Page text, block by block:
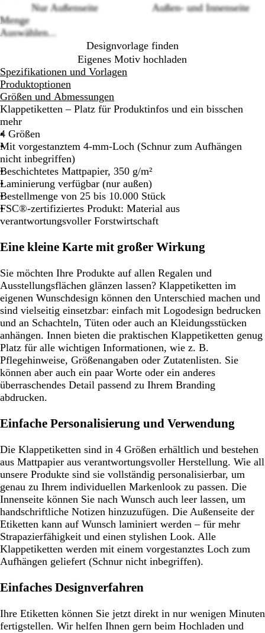
options
Nur Außenseite
Außen- und Innenseite
Menge
Auswählen...
Designvorlage finden
Eigenes Motiv hochladen
Spezifikationen und Vorlagen
Produktoptionen
Größen und Abmessungen
Klappetiketten – Platz für Produktinfos und ein bisschen
mehr
4 Größen
Mit vorgestanztem 4-mm-Loch (Schnur zum Aufhängen
nicht inbegriffen)
Beschichtetes Mattpapier, 350 g/m²
Laminierung verfügbar (nur außen)
Bestellmenge von 25 bis 10.000 Stück
FSC®-zertifiziertes Produkt: Material aus
verantwortungsvoller Forstwirtschaft
Eine kleine Karte mit großer Wirkung
Sie möchten Ihre Produkte auf allen Regalen und
Ausstellungsflächen glänzen lassen? Klappetiketten im
eigenen Wunschdesign können den Unterschied machen und
sind vielseitig einsetzbar: einfach mit Logodesign bedrucken
und an Schachteln, Tüten oder auch an Kleidungsstücken
anhängen. Innen bieten die praktischen Klappetiketten genug
Platz für alle wichtigen Informationen, wie z. B.
Pflegehinweise, Größenangaben oder Zutatenlisten. Sie
können aber auch ein paar Worte oder ein anderes
überraschendes Detail passend zu Ihrem Branding
abdrucken.
Einfache Personalisierung und Verwendung
Die Klappetiketten sind in 4 Größen erhältlich und bestehen
aus Mattpapier aus verantwortungsvoller Herstellung. Wie all
unsere Produkte sind sie vollständig personalisierbar, um
genau zu Ihrem individuellen Markenlook zu passen. Die
Innenseite können Sie nach Wunsch auch leer lassen, um
handschriftliche Notizen hinzuzufügen. Die Außenseite der
Etiketten kann auf Wunsch laminiert werden – für mehr
Strapazierfähigkeit und einen stylishen Look. Alle
Klappetiketten werden mit einem vorgestanztes Loch zum
Aufhängen geliefert (Schnur nicht inbegriffen).
Einfaches Designverfahren
Ihre Etiketten können Sie jetzt direkt in nur wenigen Minuten
fertigstellen. Wir helfen Ihnen gern beim Hochladen und